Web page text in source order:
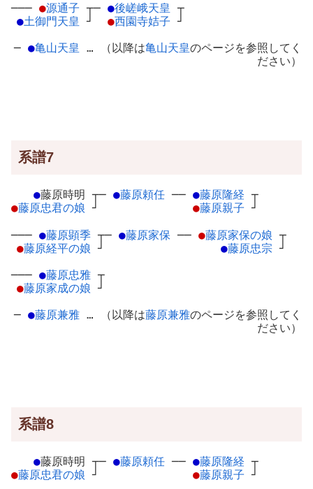
─── ●源通子 ┬
●土御門天皇 ┘
─ ●後嵯峨天皇 ┬
●西園寺姞子 ┘
─ ●亀山天皇 … （以降は亀山天皇のページを参照してく
ださい）
系譜7
●藤原時明 ┬
●藤原忠君の娘 ┘
─ ●藤原頼任 ── ●藤原隆経 ┬
●藤原親子 ┘
─── ●藤原顕季 ┬
●藤原経平の娘 ┘
─ ●藤原家保 ── ●藤原家保の娘 ┬
●藤原忠宗 ┘
─── ●藤原忠雅 ┬
●藤原家成の娘 ┘
─ ●藤原兼雅 … （以降は藤原兼雅のページを参照してく
ださい）
系譜8
●藤原時明 ┬
●藤原忠君の娘 ┘
─ ●藤原頼任 ── ●藤原隆経 ┬
●藤原親子 ┘